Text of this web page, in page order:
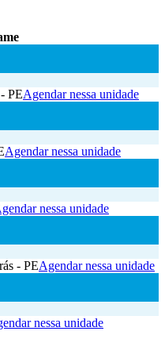
PEAgendar nessa unidade
Agendar nessa unidade
nessa unidade
- PEAgendar nessa unidade
nessa unidade